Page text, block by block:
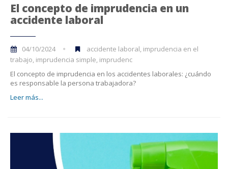
El concepto de imprudencia en un
accidente laboral
04/10/2024
accidente laboral, imprudencia en el
trabajo, imprudencia simple, imprudenc
El concepto de imprudencia en los accidentes laborales: ¿cuándo
es responsable la persona trabajadora?
Leer más...